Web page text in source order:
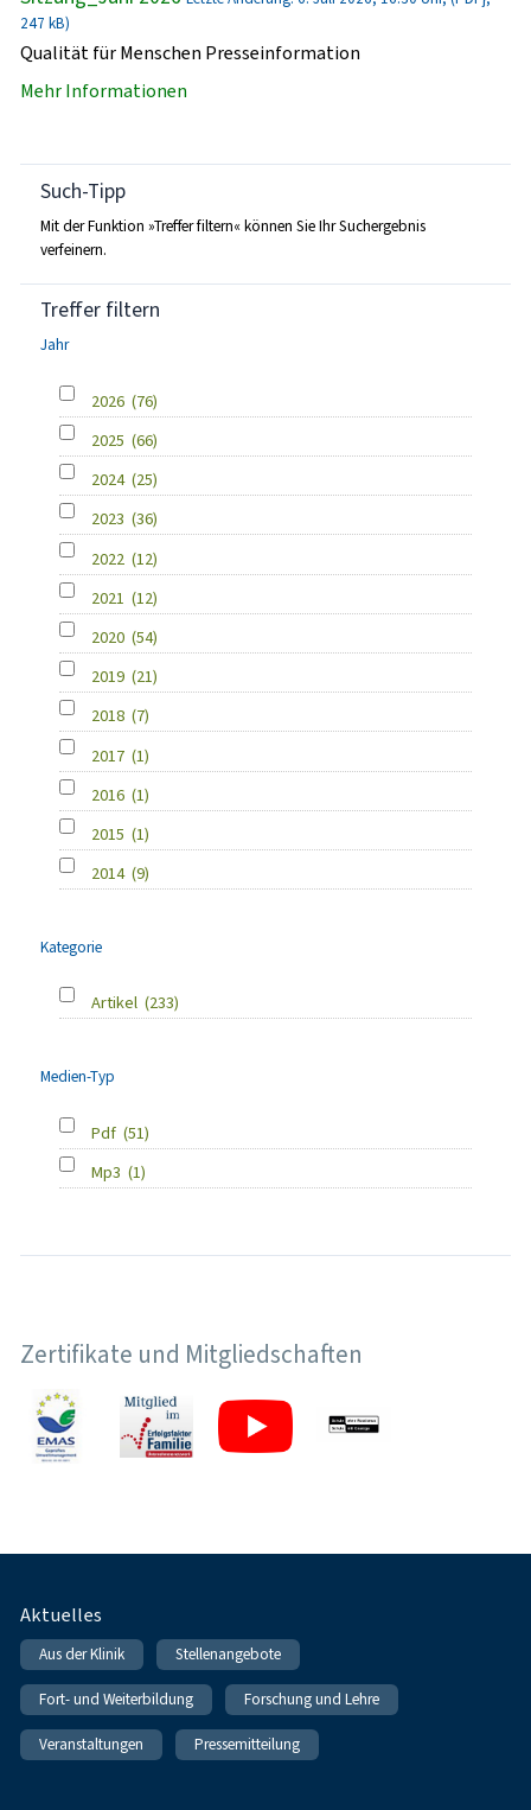
247 kB)
Qualität für Menschen Presseinformation
Mehr Informationen
Such-Tipp
Mit der Funktion »Treffer filtern« können Sie Ihr Suchergebnis
verfeinern.
Treffer filtern
Jahr
2026 (76)
2025 (66)
2024 (25)
2023 (36)
2022 (12)
2021 (12)
2020 (54)
2019 (21)
2018 (7)
2017 (1)
2016 (1)
2015 (1)
2014 (9)
Kategorie
Artikel (233)
Medien-Typ
Pdf (51)
Mp3 (1)
Zertifikate und Mitgliedschaften
Fußnavigation
Aktuelles
Aus der Klinik Stellenangebote
Fort- und Weiterbildung Forschung und Lehre
Veranstaltungen Pressemitteilung